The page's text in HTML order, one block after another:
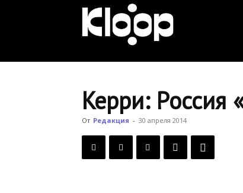
Новости
Керри: Россия
От Редакция - 30 апреля 2014